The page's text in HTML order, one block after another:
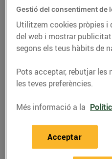
RECEPTES
Pollastre
cítrics
Gestió del consentiment de
Utilitzem cookies pròpies i
del web i mostrar
segons els teus hàbits de
Pots acceptar, rebutjar les
les teves preferències.
Més informació a la
Acceptar